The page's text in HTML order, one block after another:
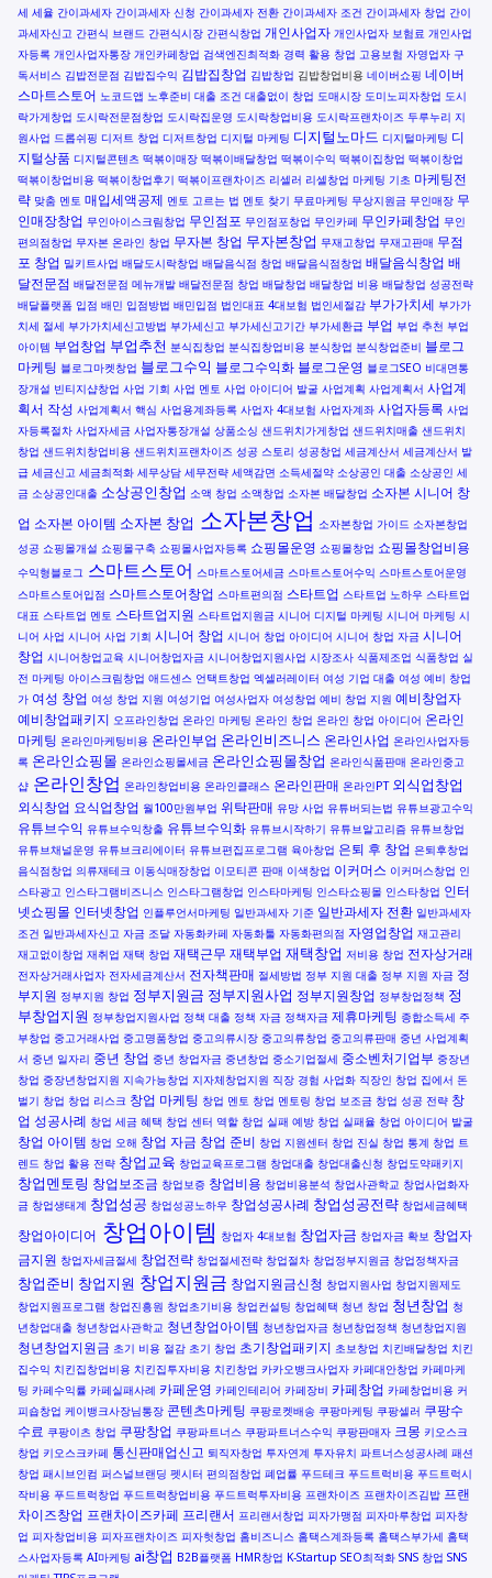
세 세율 간이과세자 간이과세자 신청 간이과세자 전환 간이과세자 조건 간이과세자 창업 간이
과세자신고 간편식 브랜드 간편식시장 간편식창업 개인사업자 개인사업자 보험료 개인사업
자등록 개인사업자통장 개인카페창업 검색엔진최적화 경력 활용 창업 고용보험 자영업자 구
독서비스 김밥전문점 김밥집수익 김밥집창업 김밥창업 김밥창업비용 네이버쇼핑 네이버
스마트스토어 노코드앱 노후준비 대출 조건 대출없이 창업 도매시장 도미노피자창업 도시
락가게창업 도시락전문점창업 도시락집운영 도시락창업비용 도시락프랜차이즈 두루누리 지
원사업 드롭쉬핑 디저트 창업 디저트창업 디지털 마케팅 디지털노마드 디지털마케팅 디
지털상품 디지털콘텐츠 떡볶이매장 떡볶이배달창업 떡볶이수익 떡볶이집창업 떡볶이창업
떡볶이창업비용 떡볶이창업후기 떡볶이프랜차이즈 리셀러 리셀창업 마케팅 기초 마케팅전
략 맞춤 멘토 매입세액공제 멘토 고르는 법 멘토 찾기 무료마케팅 무상지원금 무인매장 무
인매장창업 무인아이스크림창업 무인점포 무인점포창업 무인카페 무인카페창업 무인
편의점창업 무자본 온라인 창업 무자본 창업 무자본창업 무재고창업 무재고판매 무점
포 창업 밀키트사업 배달도시락창업 배달음식점 창업 배달음식점창업 배달음식창업 배
달전문점 배달전문점 메뉴개발 배달전문점 창업 배달창업 배달창업 비용 배달창업 성공전략
배달플랫폼 입점 배민 입점방법 배민입점 법인대표 4대보험 법인세절감 부가가치세 부가가
치세 절세 부가가치세신고방법 부가세신고 부가세신고기간 부가세환급 부업 부업 추천 부업
아이템 부업창업 부업추천 분식집창업 분식집창업비용 분식창업 분식창업준비 블로그
마케팅 블로그마켓창업 블로그수익 블로그수익화 블로그운영 블로그SEO 비대면통
장개설 빈티지샵창업 사업 기회 사업 멘토 사업 아이디어 발굴 사업계획 사업계획서 사업계
획서 작성 사업계획서 핵심 사업용계좌등록 사업자 4대보험 사업자계좌 사업자등록 사업
자등록절차 사업자세금 사업자통장개설 상품소싱 샌드위치가게창업 샌드위치매출 샌드위치
창업 샌드위치창업비용 샌드위치프랜차이즈 성공 스토리 성공창업 세금계산서 세금계산서 발
급 세금신고 세금최적화 세무상담 세무전략 세액감면 소득세절약 소상공인 대출 소상공인 세
금 소상공인대출 소상공인창업 소액 창업 소액창업 소자본 배달창업 소자본 시니어 창
업 소자본 아이템 소자본 창업 소자본창업 소자본창업 가이드 소자본창업
성공 쇼핑몰개설 쇼핑몰구축 쇼핑몰사업자등록 쇼핑몰운영 쇼핑몰창업 쇼핑몰창업비용
수익형블로그 스마트스토어 스마트스토어세금 스마트스토어수익 스마트스토어운영
스마트스토어입점 스마트스토어창업 스마트편의점 스타트업 스타트업 노하우 스타트업
대표 스타트업 멘토 스타트업지원 스타트업지원금 시니어 디지털 마케팅 시니어 마케팅 시
니어 사업 시니어 사업 기회 시니어 창업 시니어 창업 아이디어 시니어 창업 자금 시니어
창업 시니어창업교육 시니어창업자금 시니어창업지원사업 시장조사 식품제조업 식품창업 실
전 마케팅 아이스크림창업 애드센스 언택트창업 엑셀러레이터 여성 기업 대출 여성 예비 창업
가 여성 창업 여성 창업 지원 여성기업 여성사업자 여성창업 예비 창업 지원 예비창업자
예비창업패키지 오프라인창업 온라인 마케팅 온라인 창업 온라인 창업 아이디어 온라인
마케팅 온라인마케팅비용 온라인부업 온라인비즈니스 온라인사업 온라인사업자등
록 온라인쇼핑몰 온라인쇼핑몰세금 온라인쇼핑몰창업 온라인식품판매 온라인중고
샵 온라인창업 온라인창업비용 온라인클래스 온라인판매 온라인PT 외식업창업
외식창업 요식업창업 월100만원부업 위탁판매 유망 사업 유튜버되는법 유튜브광고수익
유튜브수익 유튜브수익창출 유튜브수익화 유튜브시작하기 유튜브알고리즘 유튜브창업
유튜브채널운영 유튜브크리에이터 유튜브편집프로그램 육아창업 은퇴 후 창업 은퇴후창업
음식점창업 의류재테크 이동식매장창업 이모티콘 판매 이색창업 이커머스 이커머스창업 인
스타광고 인스타그램비즈니스 인스타그램창업 인스타마케팅 인스타쇼핑몰 인스타창업 인터
넷쇼핑몰 인터넷창업 인플루언서마케팅 일반과세자 기준 일반과세자 전환 일반과세자
조건 일반과세자신고 자금 조달 자동화카페 자동화툴 자동화편의점 자영업창업 재고관리
재고없이창업 재취업 재택 창업 재택근무 재택부업 재택창업 저비용 창업 전자상거래
전자상거래사업자 전자세금계산서 전자책판매 절세방법 정부 지원 대출 정부 지원 자금 정
부지원 정부지원 창업 정부지원금 정부지원사업 정부지원창업 정부창업정책 정
부창업지원 정부창업지원사업 정책 대출 정책 자금 정책자금 제휴마케팅 종합소득세 주
부창업 중고거래사업 중고명품창업 중고의류시장 중고의류창업 중고의류판매 중년 사업계획
서 중년 일자리 중년 창업 중년 창업자금 중년창업 중소기업절세 중소벤처기업부 중장년
창업 중장년창업지원 지속가능창업 지자체창업지원 직장 경험 사업화 직장인 창업 집에서 돈
벌기 창업 창업 리스크 창업 마케팅 창업 멘토 창업 멘토링 창업 보조금 창업 성공 전략 창
업 성공사례 창업 세금 혜택 창업 센터 역할 창업 실패 예방 창업 실패율 창업 아이디어 발굴
창업 아이템 창업 오해 창업 자금 창업 준비 창업 지원센터 창업 진실 창업 통계 창업 트
렌드 창업 활용 전략 창업교육 창업교육프로그램 창업대출 창업대출신청 창업도약패키지
창업멘토링 창업보조금 창업보증 창업비용 창업비용분석 창업사관학교 창업사업화자
금 창업생태계 창업성공 창업성공노하우 창업성공사례 창업성공전략 창업세금혜택
창업아이디어 창업아이템 창업자 4대보험 창업자금 창업자금 확보 창업자
금지원 창업자세금절세 창업전략 창업절세전략 창업절차 창업정부지원금 창업정책자금
창업준비 창업지원 창업지원금 창업지원금신청 창업지원사업 창업지원제도
창업지원프로그램 창업진흥원 창업초기비용 창업컨설팅 창업혜택 청년 창업 청년창업 청
년창업대출 청년창업사관학교 청년창업아이템 청년창업자금 청년창업정책 청년창업지원
청년창업지원금 초기 비용 절감 초기 창업 초기창업패키지 초보창업 치킨배달창업 치킨
집수익 치킨집창업비용 치킨집투자비용 치킨창업 카카오뱅크사업자 카페대안창업 카페마케
팅 카페수익률 카페실패사례 카페운영 카페인테리어 카페장비 카페창업 카페창업비용 커
피숍창업 케이뱅크사장님통장 콘텐츠마케팅 쿠팡로켓배송 쿠팡마케팅 쿠팡셀러 쿠팡수
수료 쿠팡이츠 창업 쿠팡창업 쿠팡파트너스 쿠팡파트너스수익 쿠팡판매자 크몽 키오스크
창업 키오스크카페 통신판매업신고 퇴직자창업 투자연계 투자유치 파트너스성공사례 패션
창업 패시브인컴 퍼스널브랜딩 펫시터 편의점창업 폐업률 푸드테크 푸드트럭비용 푸드트럭시
작비용 푸드트럭창업 푸드트럭창업비용 푸드트럭투자비용 프랜차이즈 프랜차이즈김밥 프랜
차이즈창업 프랜차이즈카페 프리랜서 프리랜서창업 피자가맹점 피자마루창업 피자창
업 피자창업비용 피자프랜차이즈 피자헛창업 홈비즈니스 홈택스계좌등록 홈택스부가세 홈택
스사업자등록 AI마케팅 ai창업 B2B플랫폼 HMR창업 K-Startup SEO최적화 SNS 창업 SNS